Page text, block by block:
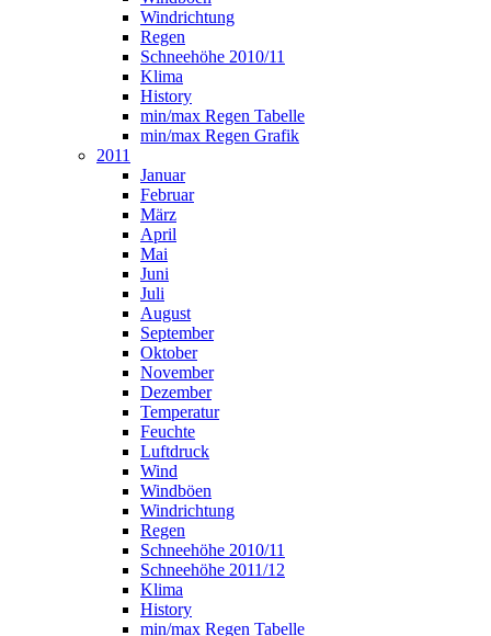
Windrichtung
Regen
Schneehöhe 2010/11
Klima
History
min/max Regen Tabelle
min/max Regen Grafik
2011
Januar
Februar
März
April
Mai
Juni
Juli
August
September
Oktober
November
Dezember
Temperatur
Feuchte
Luftdruck
Wind
Windböen
Windrichtung
Regen
Schneehöhe 2010/11
Schneehöhe 2011/12
Klima
History
min/max Regen Tabelle